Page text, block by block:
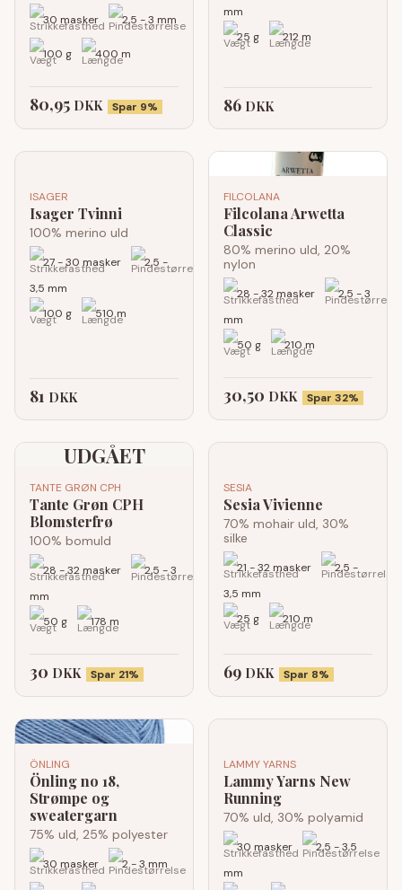
30 masker 2,5 - 3 mm
100 g 400 m
80,95 DKK Spar 9%
mm
25 g
212 m
86 DKK
ISAGER
Isager Tvinni
100% merino uld
27 - 30 masker
2,5 -
3,5 mm
100 g
510 m
81 DKK
FILCOLANA
Filcolana Arwetta
Classic
80% merino uld, 20%
nylon
28 - 32 masker
2,5 - 3
mm
50 g
210 m
30,50 DKK Spar 32%
UDGÅET
TANTE GRØN CPH
Tante Grøn CPH
Blomsterfrø
100% bomuld
28 - 32 masker
2,5 - 3
mm
50 g
178 m
30 DKK Spar 21%
SESIA
Sesia Vivienne
70% mohair uld, 30%
silke
21 - 32 masker
2,5 -
3,5 mm
25 g
210 m
69 DKK Spar 8%
ÖNLING
Önling no 18,
Strømpe og
sweatergarn
75% uld, 25% polyester
30 masker 2 - 3 mm
LAMMY YARNS
Lammy Yarns New
Running
70% uld, 30% polyamid
30 masker
2,5 - 3,5
mm